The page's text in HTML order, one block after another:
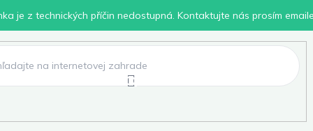
je z technických příčin nedostupná. Kontaktujte nás prosím